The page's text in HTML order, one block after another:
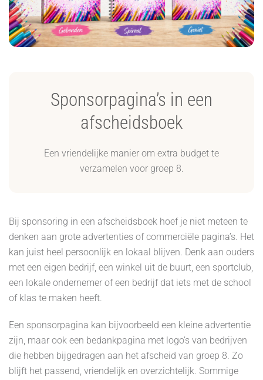
Sponsorpagina’s in een
afscheidsboek
Een vriendelijke manier om extra budget te
verzamelen voor groep 8.
Bij sponsoring in een afscheidsboek hoef je niet meteen te
denken aan grote advertenties of commerciële pagina’s. Het
kan juist heel persoonlijk en lokaal blijven. Denk aan ouders
met een eigen bedrijf, een winkel uit de buurt, een sportclub,
een lokale ondernemer of een bedrijf dat iets met de school
of klas te maken heeft.
Een sponsorpagina kan bijvoorbeeld een kleine advertentie
zijn, maar ook een bedankpagina met logo’s van bedrijven
die hebben bijgedragen aan het afscheid van groep 8. Zo
blijft het passend, vriendelijk en overzichtelijk. Sommige